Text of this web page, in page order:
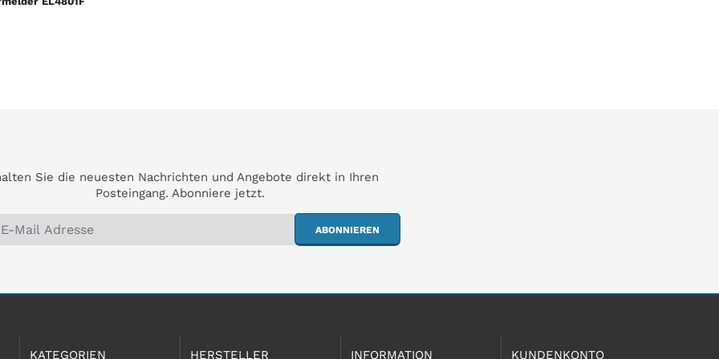
Sie die neuesten Nachrichten und Angebote direkt in Ihren
Posteingang. Abonniere jetzt.
ABONNIEREN
KATEGORIEN HERSTELLER INFORMATION KUNDENKONTO